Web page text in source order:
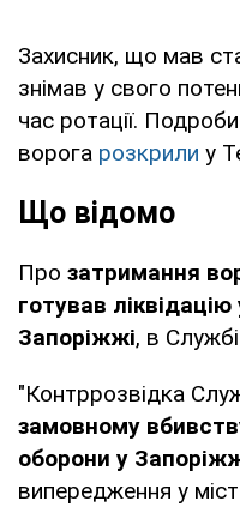
Захисник, що мав
знімав у свого
час ротації.
ворога розкрили у
Що відомо
Про затримання
готував ліквідацію
Запоріжжі, в
"Контррозвідка
замовному
оборони у
випередження у